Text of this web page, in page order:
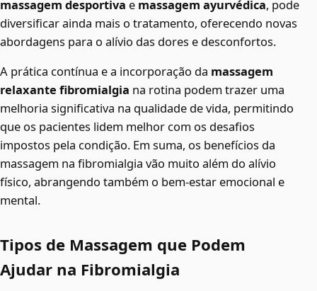
massagem desportiva e massagem ayurvédica, pode
diversificar ainda mais o tratamento, oferecendo novas
abordagens para o alívio das dores e desconfortos.
A prática contínua e a incorporação da massagem
relaxante fibromialgia na rotina podem trazer uma
melhoria significativa na qualidade de vida, permitindo
que os pacientes lidem melhor com os desafios
impostos pela condição. Em suma, os benefícios da
massagem na fibromialgia vão muito além do alívio
físico, abrangendo também o bem-estar emocional e
mental.
Tipos de Massagem que Podem
Ajudar na Fibromialgia